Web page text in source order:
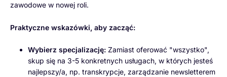
zawodowe w nowej roli.
Praktyczne wskazówki, aby zacząć:
Wybierz specjalizację: Zamiast oferować "wszystko",
skup się na 3-5 konkretnych usługach, w których jesteś
najlepszy/a, np. transkrypcje, zarządzanie newsletterem